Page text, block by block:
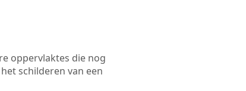
oppervlaktes die nog
schilderen van een